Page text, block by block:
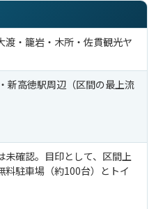
渡・籠岩・木所・佐貫観光ヤ
新高徳駅周辺（区間の最上流
未確認。目印として、区間上
料駐車場（約100台）とトイ